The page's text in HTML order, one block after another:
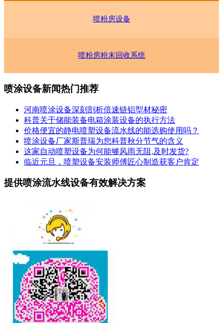
喷粉房设备
喷粉房粉末回收系统
喷涂设备新闻热门推荐
河南喷涂设备深刻剖析倍速链铝型材秘密
科普关于储能装备电箱涂装设备的执行方法
价格便宜的静电喷塑设备流水线的能选购使用吗？
喷涂设备厂家斯普瑞为您科普秋分节气的含义
这家自动喷塑设备为何能够风雨无阻,及时发货?
临近元旦，喷塑设备安装师傅匠心制造获客户肯定
提供喷涂流水线设备有效解决方案